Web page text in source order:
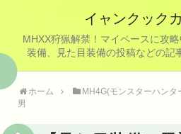
イャンクック
MHXX狩猟解禁！マイペースに攻
装備、見た目装備の投稿などの記
ホーム MH4G(モンスターハンタ
男